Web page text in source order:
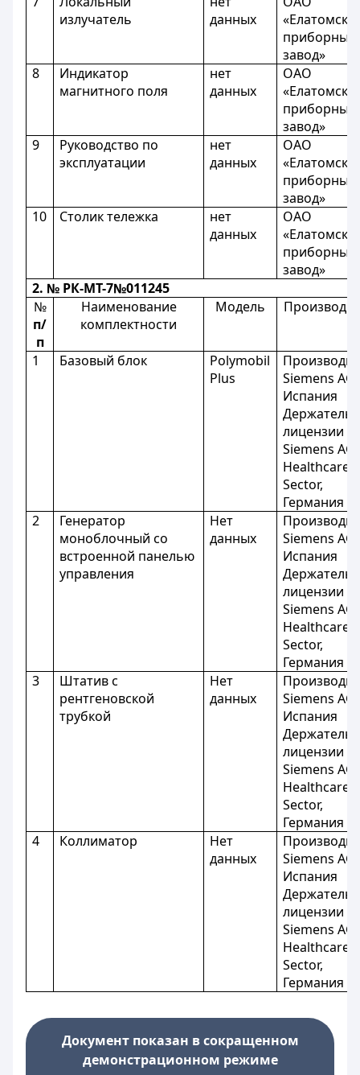
излучатель
данных
приборный
завод»
8
Индикатор
магнитного поля
нет
данных
ОАО
приборный
завод»
9
Руководство по
эксплуатации
нет
данных
ОАО
приборный
завод»
10
Столик тележка
нет
данных
ОАО
приборный
завод»
2. № РК-МТ-7№011245
№
п/
п
Наименование
комплектности
Модель
1 Базовый блок
Polymobil
Plus
Siemens AG,
Испания
Держатель
лицензии -
Siemens AG
Healthcare
Sector,
Германия
2
Генератор
моноблочный со
встроенной панелью
управления
Нет
данных
Siemens AG,
Испания
Держатель
лицензии -
Siemens AG
Healthcare
Sector,
Германия
3
Штатив с
рентгеновской
трубкой
Нет
данных
Siemens AG,
Испания
Держатель
лицензии -
Siemens AG
Healthcare
Sector,
Германия
4
Коллиматор
Нет
данных
Siemens AG,
Испания
Держатель
лицензии -
Siemens AG
Healthcare
Sector,
Германия
Документ показан в сокращенном
демонстрационном режиме